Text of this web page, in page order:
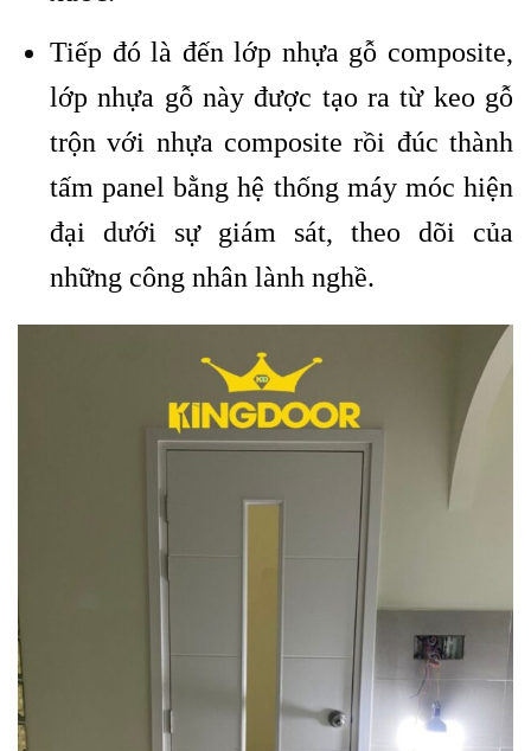
Tiếp đó là đến lớp nhựa gỗ composite,
lớp nhựa gỗ này được tạo ra từ keo gỗ
trộn với nhựa composite rồi đúc thành
tấm panel bằng hệ thống máy móc hiện
đại dưới sự giám sát, theo dõi của
những công nhân lành nghề.